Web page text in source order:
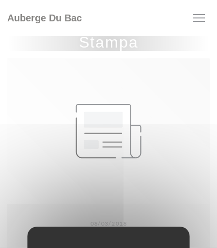
Auberge Du Bac
Stampa
08/03/2018